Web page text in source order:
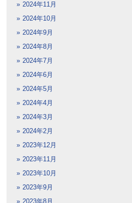
2024年11月
2024年10月
2024年9月
2024年8月
2024年7月
2024年6月
2024年5月
2024年4月
2024年3月
2024年2月
2023年12月
2023年11月
2023年10月
2023年9月
2023年8月